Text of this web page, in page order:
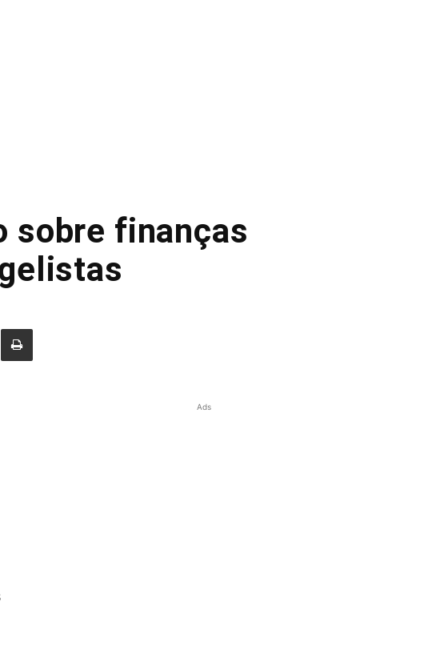
sobre finanças
Ads